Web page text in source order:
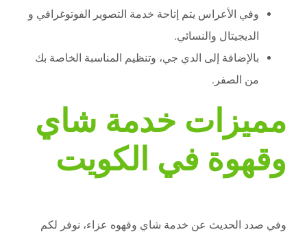
وفي الأعراس يتم إتاحة خدمة التصوير الفوتوغرافي و
الديجيتال والنسائي.
بالإضافة إلى الدي جي، وتنظيم المناسبة الخاصة بك
من الصفر.
مميزات خدمة شاي
وقهوة في الكويت
وفي صدد الحديث عن خدمة شاي وقهوه عزاء، نوفر لكم